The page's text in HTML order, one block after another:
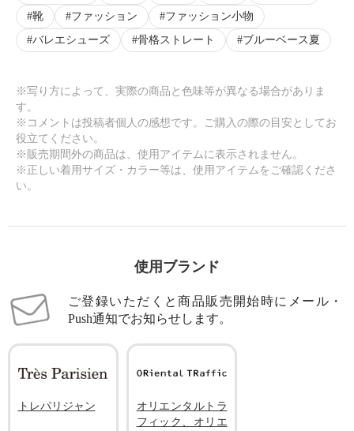
靴
ファッション
ファッション小物
バレエシューズ
骨格ストレート ブルーベース夏
※写り方によって、実際の商品と色味等が異なる場合がありま
す。
※コメントは投稿者個人の感想です。ご購入の際の目安としてお
役立てください。
※販売期間外の商品は、使用アイテムに表示されません。
※正しい着用サイズ・カラー等は、使用アイテムをご確認くださ
い。
使用ブランド
ご登録いただくと商品販売開始時にメール・
Push通知でお知らせします。
トレパリジャン
オリエンタルトラ
フィック、オリエ